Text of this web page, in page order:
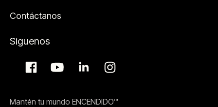
Contáctanos
Síguenos
Mantén tu mundo ENCENDIDO™